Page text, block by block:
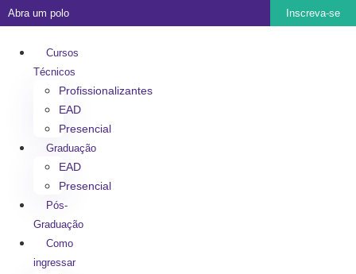
Abra um polo Inscreva-se
Cursos
Técnicos
Profissionalizantes
EAD
Presencial
Graduação
EAD
Presencial
Pós-
Graduação
Como
ingressar